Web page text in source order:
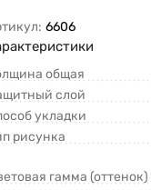
6606
общая
слой
укладки
рисунка
гамма